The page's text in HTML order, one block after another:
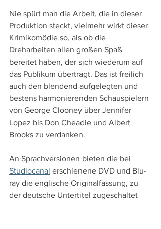
Nie spürt man die Arbeit, die in dieser
Produktion steckt, vielmehr wirkt dieser
Krimikomödie so, als ob die
Dreharbeiten allen großen Spaß
bereitet haben, der sich wiederum auf
das Publikum überträgt. Das ist freilich
auch den blendend aufgelegten und
bestens harmonierenden Schauspielern
von George Clooney über Jennifer
Lopez bis Don Cheadle und Albert
Brooks zu verdanken.
An Sprachversionen bieten die bei
Studiocanal erschienene DVD und Blu-
ray die englische Originalfassung, zu
der deutsche Untertitel zugeschaltet